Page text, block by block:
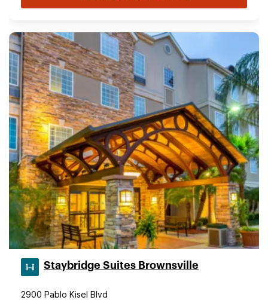
Staybridge Suites Brownsville
2900 Pablo Kisel Blvd